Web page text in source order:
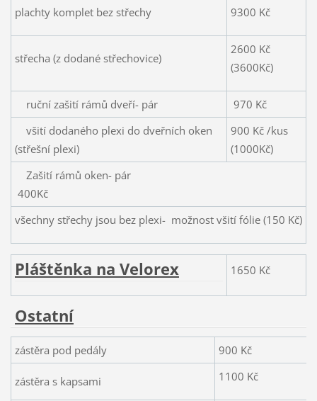
plachty komplet bez střechy 9300 Kč
střecha (z dodané střechovice)
2600 Kč
(3600Kč)
ruční zašití rámů dveří- pár
970 Kč
všití dodaného plexi do dveřních oken
(střešní plexi)
900 Kč /kus
(1000Kč)
Zašití rámů oken- pár
400Kč
všechny střechy jsou bez plexi- možnost všití fólie (150 Kč)
Pláštěnka na Velorex 1650 Kč
Ostatní
zástěra pod pedály 900
zástěra s kapsami 1100 Kč